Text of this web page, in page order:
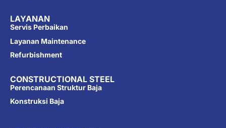
LAYANAN
Servis Perbaikan
Layanan Maintenance
Refurbishment
CONSTRUCTIONAL STEEL
Perencanaan Struktur Baja
Konstruksi Baja